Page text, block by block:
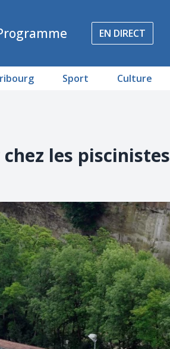
EN DIRECT
Sport Culture
les piscinistes